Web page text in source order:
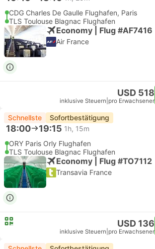
CDG Charles De Gaulle Flughafen, Paris
TLS Toulouse Blagnac Flughafen
Economy | Flug #AF7416
Air France
USD 518
inklusive Steuern pro Erwachsener
Schnellste Sofortbestätigung
18:00 19:15 1h, 15m
ORY Paris Orly Flughafen
TLS Toulouse Blagnac Flughafen
Economy | Flug #TO7112
Transavia France
USD 136
inklusive Steuern pro Erwachsener